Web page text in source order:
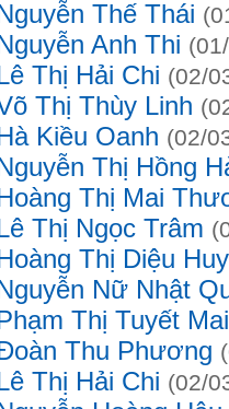
Nguyễn Thế Thái
Nguyễn Anh Thi
Lê Thị Hải Chi (02/
Võ Thị Thùy Linh
Hà Kiều Oanh (02/
Nguyễn Thị Hồng
Hoàng Thị Mai
Lê Thị Ngọc Trâm
Hoàng Thị Diệu
Nguyễn Nữ Nhật
Phạm Thị Tuyết
Đoàn Thu Phương
Lê Thị Hải Chi (02/